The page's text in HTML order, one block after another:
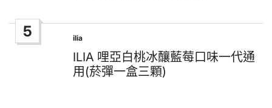
5
Posted
in
ilia
ILIA 哩亞白桃冰釀藍莓口味一代通
用(菸彈一盒三顆)